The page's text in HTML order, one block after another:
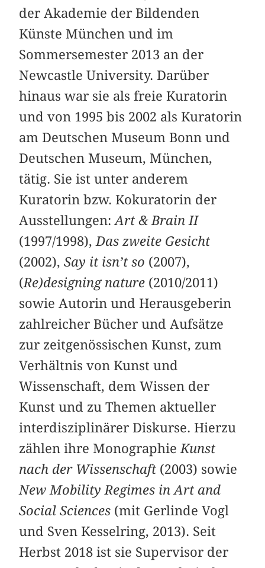
der Akademie der Bildenden
Künste München und im
Sommersemester 2013 an der
Newcastle University. Darüber
hinaus war sie als freie Kuratorin
und von 1995 bis 2002 als Kuratorin
am Deutschen Museum Bonn und
Deutschen Museum, München,
tätig. Sie ist unter anderem
Kuratorin bzw. Kokuratorin der
Ausstellungen:Art & Brain II
(1997/1998), Das zweite Gesicht
(2002),Say it isn’t so (2007),
(Re)designing nature (2010/2011)
sowie Autorin und Herausgeberin
zahlreicher Bücher und Aufsätze
zur zeitgenössischen Kunst, zum
Verhältnis von Kunst und
Wissenschaft, dem Wissen der
Kunst und zu Themen aktueller
interdisziplinärer Diskurse. Hierzu
zählen ihre Monographie Kunst
nach der Wissenschaft (2003) sowie
New Mobility Regimes in Art and
Social Sciences (mit Gerlinde Vogl
und Sven Kesselring, 2013). Seit
Herbst 2018 ist sie Supervisor der